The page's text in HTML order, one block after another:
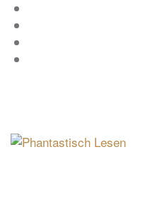
Zum
Inhalt
springen